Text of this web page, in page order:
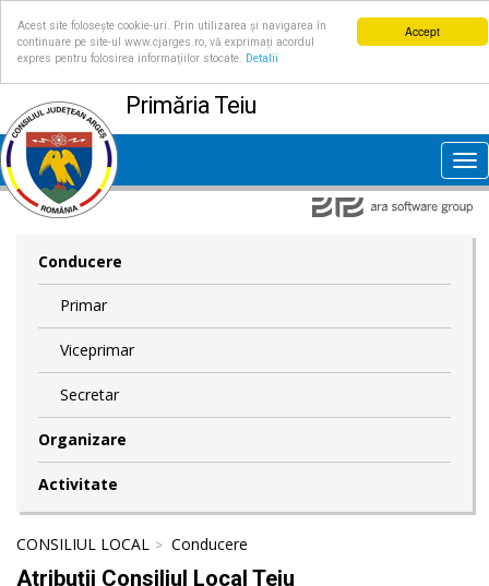
Accept
Acest site folosește cookie-uri. Prin utilizarea și navigarea în
continuare pe site-ul www.cjarges.ro, vă exprimați acordul
expres pentru folosirea informațiilor stocate.
Detalii
Primăria Teiu
Conducere
Primar
Viceprimar
Secretar
Organizare
Activitate
CONSILIUL LOCAL Conducere
Atribuții Consiliul Local Teiu